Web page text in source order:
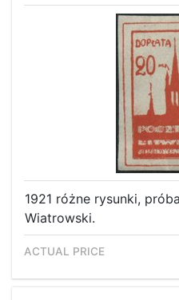
1921 różne rysunki,
Wiatrowski.